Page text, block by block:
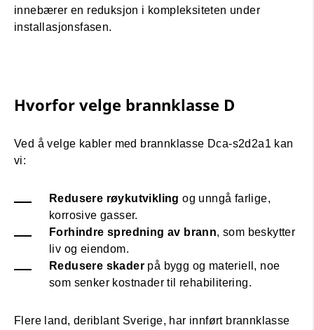
innebærer en reduksjon i kompleksiteten under
installasjonsfasen.
Hvorfor velge brannklasse D
Ved å velge kabler med brannklasse Dca-s2d2a1 kan
vi:
Redusere røykutviklingog unngå farlige,
korrosive gasser.
Forhindre spredning av brann, som beskytter
liv og eiendom.
Redusere skader på bygg og materiell, noe
som senker kostnader til rehabilitering.
Flere land, deriblant Sverige, har innført brannklasse